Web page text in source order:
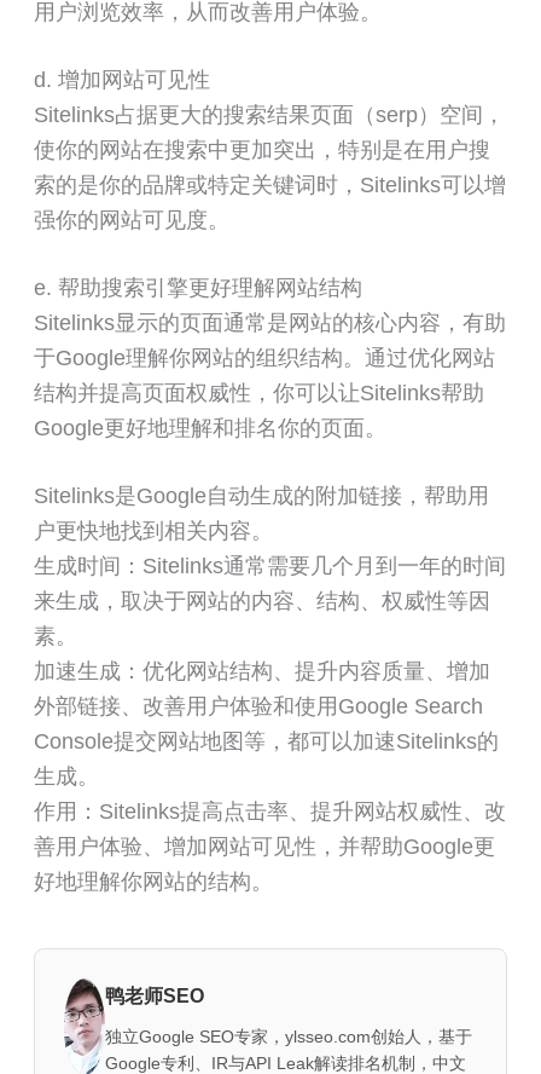
用户浏览效率，从而改善用户体验。
d. 增加网站可见性
Sitelinks占据更大的搜索结果页面（serp）空间，
使你的网站在搜索中更加突出，特别是在用户搜
索的是你的品牌或特定关键词时，Sitelinks可以增
强你的网站可见度。
e. 帮助搜索引擎更好理解网站结构
Sitelinks显示的页面通常是网站的核心内容，有助
于Google理解你网站的组织结构。通过优化网站
结构并提高页面权威性，你可以让Sitelinks帮助
Google更好地理解和排名你的页面。
Sitelinks是Google自动生成的附加链接，帮助用
户更快地找到相关内容。
生成时间：Sitelinks通常需要几个月到一年的时间
来生成，取决于网站的内容、结构、权威性等因
素。
加速生成：优化网站结构、提升内容质量、增加
外部链接、改善用户体验和使用Google Search
Console提交网站地图等，都可以加速Sitelinks的
生成。
作用：Sitelinks提高点击率、提升网站权威性、改
善用户体验、增加网站可见性，并帮助Google更
好地理解你网站的结构。
鸭老师SEO
独立Google SEO专家，ylsseo.com创始人，基于
Google专利、IR与API Leak解读排名机制，中文